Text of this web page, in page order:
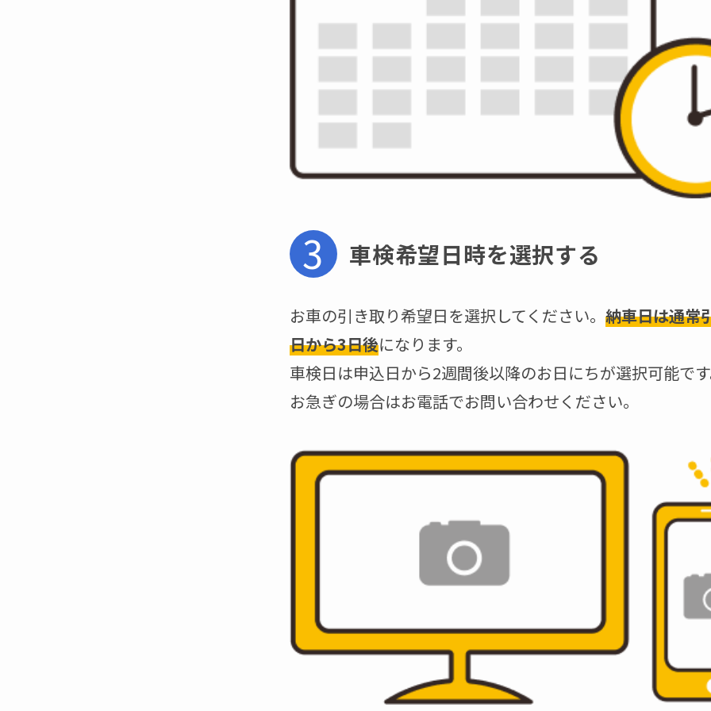
3 車検希望日時を選択する
お車の引き取り希望日を選択してください。 納車日は通常
日から3日後になります。
車検日は申込日から2週間後以降のお日にちが選択可能で
お急ぎの場合はお電話でお問い合わせください。